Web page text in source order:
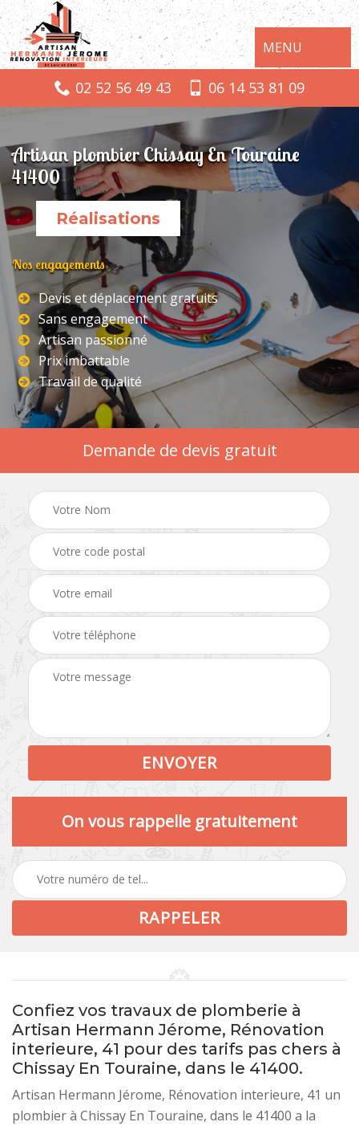
MENU
02 52 56 49 43 06 14 53 81 09
Artisan plombier Chissay En Touraine
41400
Réalisations
Nos engagements
Devis et déplacement gratuits
Sans engagement
Artisan passionné
Prix imbattable
Travail de qualité
Demande de devis gratuit
On vous rappelle gratuitement
Confiez vos travaux de plomberie à
Artisan Hermann Jérome, Rénovation
interieure, 41 pour des tarifs pas chers à
Chissay En Touraine, dans le 41400.
Artisan Hermann Jérome, Rénovation interieure, 41 un
plombier à Chissay En Touraine, dans le 41400 a la